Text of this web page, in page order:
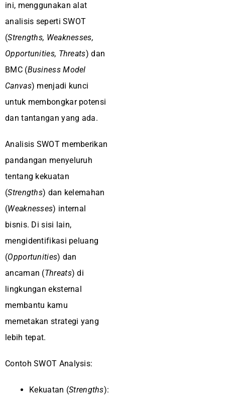
ini, menggunakan alat
analisis seperti SWOT
(Strengths, Weaknesses,
Opportunities, Threats) dan
BMC (Business Model
Canvas) menjadi kunci
untuk membongkar potensi
dan tantangan yang ada.
Analisis SWOT memberikan
pandangan menyeluruh
tentang kekuatan
(Strengths) dan kelemahan
(Weaknesses) internal
bisnis. Di sisi lain,
mengidentifikasi peluang
(Opportunities) dan
ancaman (Threats) di
lingkungan eksternal
membantu kamu
memetakan strategi yang
lebih tepat.
Contoh SWOT Analysis:
Kekuatan (Strengths):